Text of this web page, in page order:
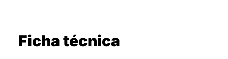
Ficha técnica